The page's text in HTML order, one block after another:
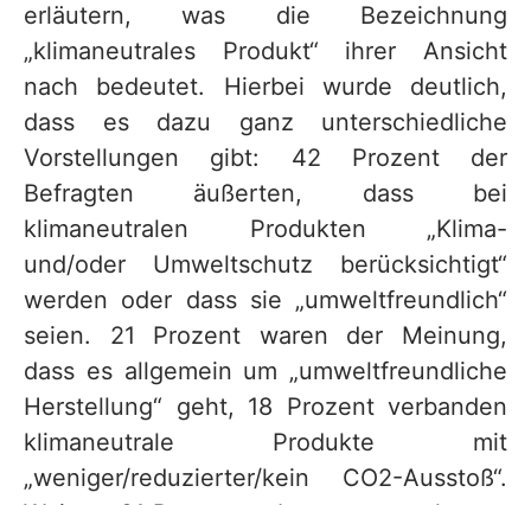
erläutern, was die Bezeichnung
„klimaneutrales Produkt“ ihrer Ansicht
nach bedeutet. Hierbei wurde deutlich,
dass es dazu ganz unterschiedliche
Vorstellungen gibt: 42 Prozent der
Befragten äußerten, dass bei
klimaneutralen Produkten „Klima-
und/oder Umweltschutz berücksichtigt“
werden oder dass sie „umweltfreundlich“
seien. 21 Prozent waren der Meinung,
dass es allgemein um „umweltfreundliche
Herstellung“ geht, 18 Prozent verbanden
klimaneutrale Produkte mit
„weniger/reduzierter/kein CO2-Ausstoß“.